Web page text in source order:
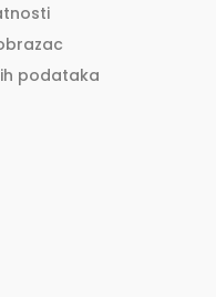
podataka